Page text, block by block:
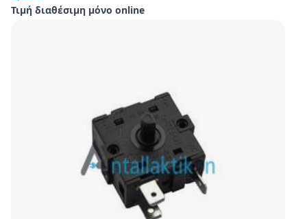
Τιμή διαθέσιμη μόνο online